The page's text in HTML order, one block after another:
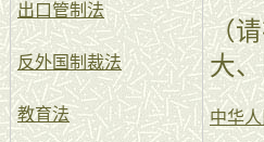
出口管制法
反外国制裁法
教育法
（
大
中华